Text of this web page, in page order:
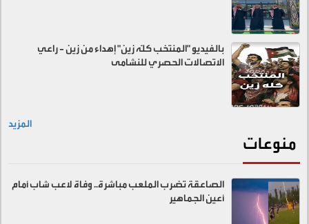
بالفيديو "المنتخب كلّه زين" إهداء من زين - راعي
الاتصالات الحصري للنشامى
المزيد
منوعات
الصاعقة تضرب الملعب مباشرة.. وفاة لاعب شاب أمام
أعين الجماهير